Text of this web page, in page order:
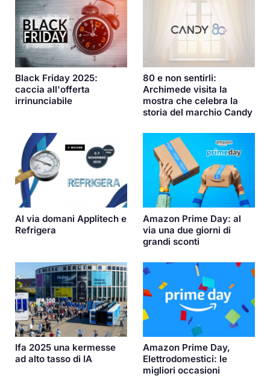
Black Friday 2025:
caccia all'offerta
irrinunciabile
80 e non sentirli:
Archimede visita la
mostra che celebra la
storia del marchio Candy
Al via domani Applitech e
Refrigera
Amazon Prime Day: al
via una due giorni di
grandi sconti
Ifa 2025 una kermesse
ad alto tasso di IA
Amazon Prime Day,
Elettrodomestici: le
migliori occasioni